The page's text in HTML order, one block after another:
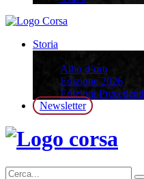
Storia
Albo d’oro
Edizione 2026
Edizioni Precedenti
Newsletter